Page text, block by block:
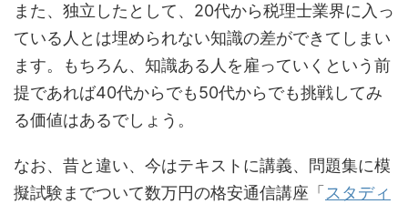
また、独立したとして、20代から税理士業界に入っ
ている人とは埋められない知識の差ができてしまい
ます。もちろん、知識ある人を雇っていくという前
提であれば40代からでも50代からでも挑戦してみ
る価値はあるでしょう。
なお、昔と違い、今はテキストに講義、問題集に模
擬試験までついて数万円の格安通信講座「 スタディ